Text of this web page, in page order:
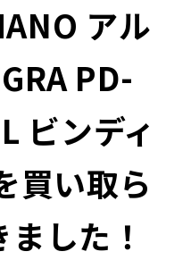
アル
PD-
ビンディ
買い取ら
した！